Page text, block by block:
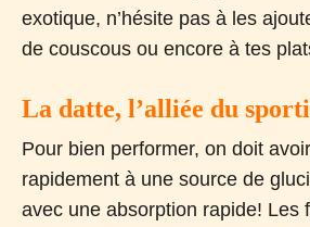
exotique, n’hésite pas à les
de couscous ou encore à tes
La datte, l’alliée du
Pour bien performer, on doit
rapidement à une source de
avec une absorption rapide! Les